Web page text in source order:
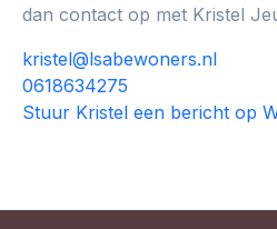
dan contact op met Kristel
kristel@lsabewoners.nl
0618634275
Stuur Kristel een bericht op